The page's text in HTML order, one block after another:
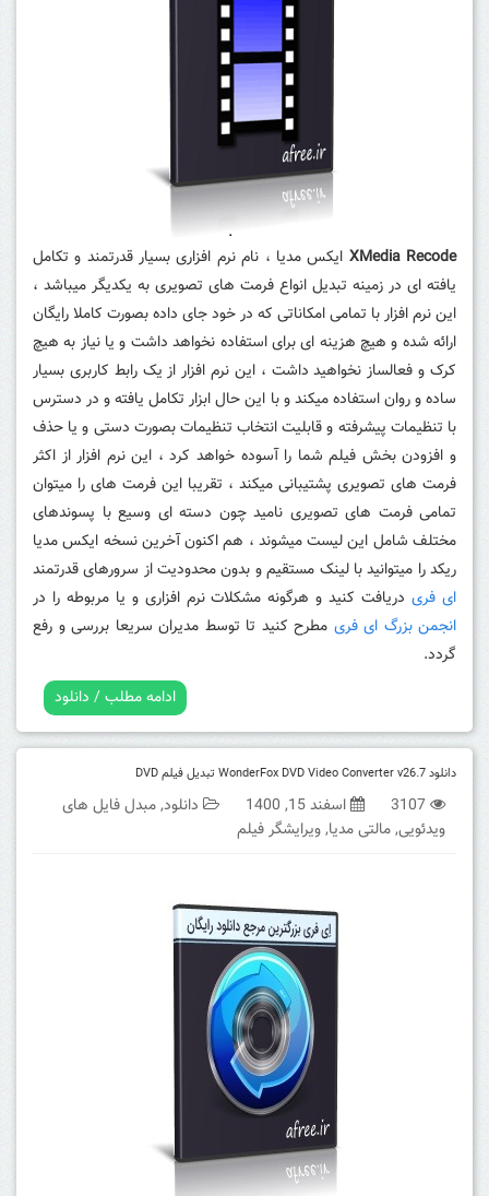
XMedia Recode ایکس مدیا ، نام نرم افزاری بسیار قدرتمند و تکامل
یافته ای در زمینه تبدیل انواع فرمت های تصویری به یکدیگر میباشد ،
این نرم افزار با تمامی امکاناتی که در خود جای داده بصورت کاملا رایگان
ارائه شده و هیچ هزینه ای برای استفاده نخواهد داشت و یا نیاز به هیچ
کرک و فعالساز نخواهید داشت ، این نرم افزار از یک رابط کاربری بسیار
ساده و روان استفاده میکند و با این حال ابزار تکامل یافته و در دسترس
با تنظیمات پیشرفته و قابلیت انتخاب تنظیمات بصورت دستی و یا حذف
و افزودن بخش فیلم شما را آسوده خواهد کرد ، این نرم افزار از اکثر
فرمت های تصویری پشتیبانی میکند ، تقریبا این فرمت های را میتوان
تمامی فرمت های تصویری نامید چون دسته ای وسیع با پسوندهای
مختلف شامل این لیست میشوند ، هم اکنون آخرین نسخه ایکس مدیا
ریکد را میتوانید با لینک مستقیم و بدون محدودیت از سرورهای قدرتمند
ای فریدریافت کنید و هرگونه مشکلات نرم افزاری و یا مربوطه را در
انجمن بزرگ ای فری مطرح کنید تا توسط مدیران سریعا بررسی و رفع
گردد.
ادامه مطلب / دانلود
دانلود WonderFox DVD Video Converter v26.7 تبدیل فیلم DVD
3107 اسفند 15, 1400 دانلود,مبدل فایل های
ویدئویی,مالتی مدیا,ویرایشگر فیلم